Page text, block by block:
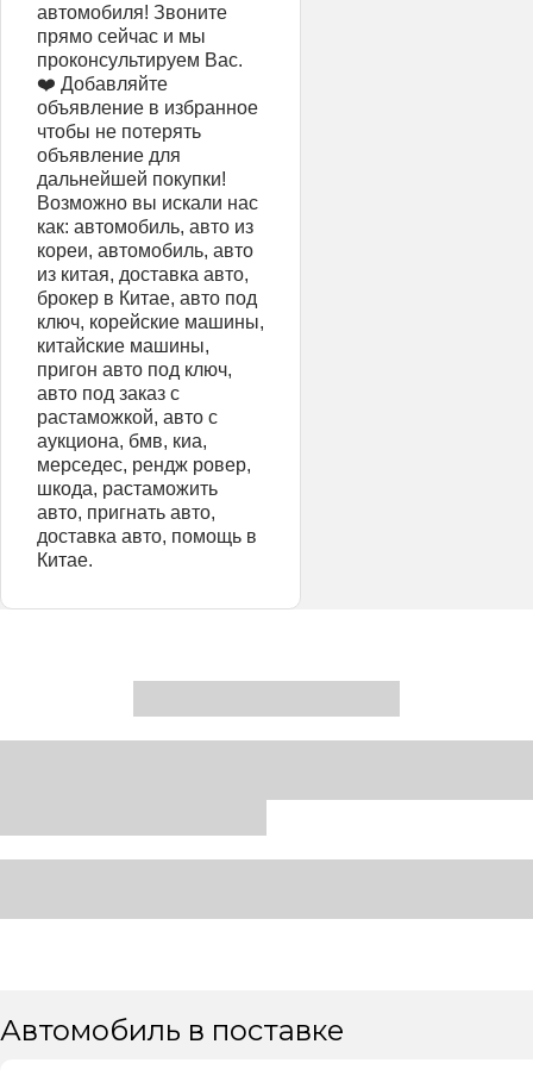
автомобиля! Звоните
прямо сейчас и мы
проконсультируем Вас.
❤️ Добавляйте
объявление в избранное
чтобы не потерять
объявление для
дальнейшей покупки!
Возможно вы искали нас
как: автомобиль, авто из
кореи, автомобиль, авто
из китая, доставка авто,
брокер в Китае, авто под
ключ, корейские машины,
китайские машины,
пригон авто под ключ,
авто под заказ с
растаможкой, авто с
аукциона, бмв, киа,
мерседес, рендж ровер,
шкода, растаможить
авто, пригнать авто,
доставка авто, помощь в
Китае.
Автомобиль в поставке